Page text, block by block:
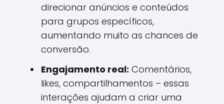
direcionar anúncios e conteúdos
para grupos específicos,
aumentando muito as chances de
conversão.
Engajamento real: Comentários,
likes, compartilhamentos – essas
interações ajudam a criar uma